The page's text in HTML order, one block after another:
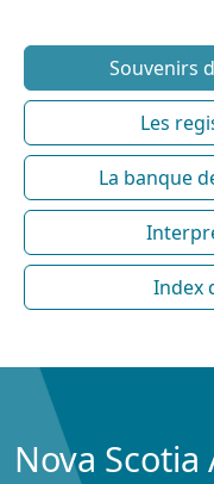
Souvenirs
Les
La banque
Index
Nova Scotia